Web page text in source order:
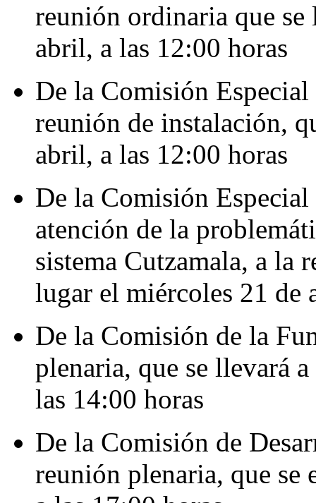
reunión ordinaria que se
abril, a las 12:00 horas
De la Comisión Especial
reunión de instalación,
abril, a las 12:00 horas
De la Comisión
atención de la
sistema Cutzamala, a la
lugar el miércoles 21 de
De la Comisión de la
plenaria, que se llevará
las 14:00 horas
De la Comisión de
reunión plenaria, que se